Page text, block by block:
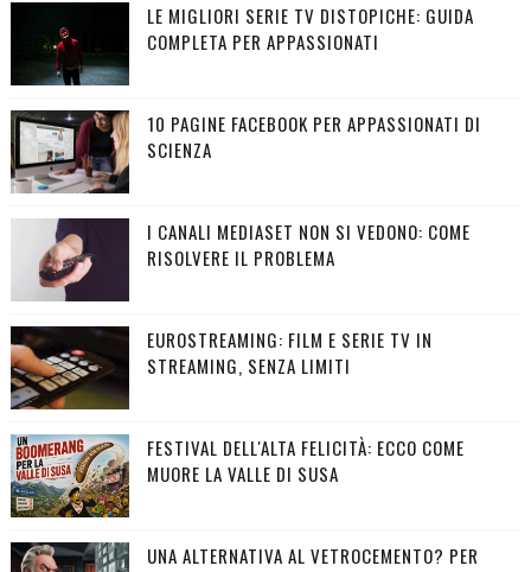
LE MIGLIORI SERIE TV DISTOPICHE: GUIDA
COMPLETA PER APPASSIONATI
10 PAGINE FACEBOOK PER APPASSIONATI DI
SCIENZA
I CANALI MEDIASET NON SI VEDONO: COME
RISOLVERE IL PROBLEMA
EUROSTREAMING: FILM E SERIE TV IN
STREAMING, SENZA LIMITI
FESTIVAL DELL'ALTA FELICITÀ: ECCO COME
MUORE LA VALLE DI SUSA
UNA ALTERNATIVA AL VETROCEMENTO? PER